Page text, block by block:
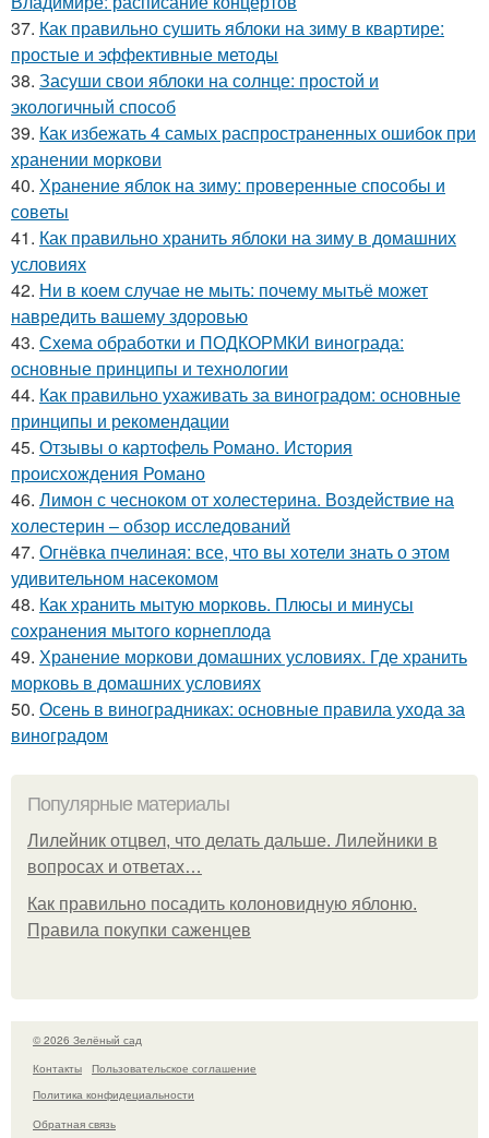
37. Как правильно сушить яблоки на зиму в квартире:
простые и эффективные методы
38. Засуши свои яблоки на солнце: простой и
экологичный способ
39. Как избежать 4 самых распространенных ошибок при
хранении моркови
40. Хранение яблок на зиму: проверенные способы и
советы
41. Как правильно хранить яблоки на зиму в домашних
условиях
42. Ни в коем случае не мыть: почему мытьё может
навредить вашему здоровью
43. Схема обработки и ПОДКОРМКИ винограда:
основные принципы и технологии
44. Как правильно ухаживать за виноградом: основные
принципы и рекомендации
45. Отзывы о картофель Романо. История
происхождения Романо
46. Лимон с чесноком от холестерина. Воздействие на
холестерин – обзор исследований
47. Огнёвка пчелиная: все, что вы хотели знать о этом
удивительном насекомом
48. Как хранить мытую морковь. Плюсы и минусы
сохранения мытого корнеплода
49. Хранение моркови домашних условиях. Где хранить
морковь в домашних условиях
50. Осень в виноградниках: основные правила ухода за
виноградом
Популярные материалы
Лилейник отцвел, что делать дальше. Лилейники в
вопросах и ответах…
Как правильно посадить колоновидную яблоню.
Правила покупки саженцев
© 2026 Зелёный сад
Контакты
Пользовательское соглашение
Политика конфидециальности
Обратная связь